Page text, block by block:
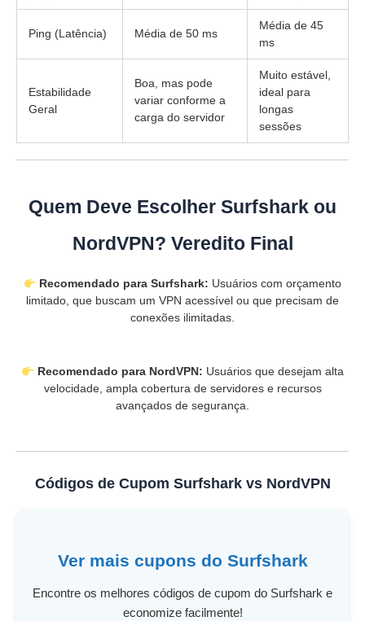
Ping (Latência) Média de 50 ms
Média de 45
ms
Estabilidade
Geral
Boa, mas pode
variar conforme a
carga do servidor
Muito estável,
ideal para
longas
sessões
Quem Deve Escolher Surfshark ou
NordVPN? Veredito Final
Recomendado para Surfshark: Usuários com orçamento
limitado, que buscam um VPN acessível ou que precisam de
conexões ilimitadas.
Recomendado para NordVPN: Usuários que desejam alta
velocidade, ampla cobertura de servidores e recursos
avançados de segurança.
Códigos de Cupom Surfshark vs NordVPN
Ver mais cupons do Surfshark
Encontre os melhores códigos de cupom do Surfshark e
economize facilmente!